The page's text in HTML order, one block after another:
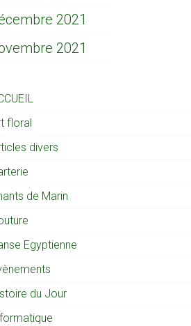
2021
2021
floral
divers
de Marin
Egyptienne
du Jour